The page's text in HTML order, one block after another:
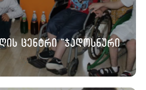
ცენტრი “ჯადოსნური